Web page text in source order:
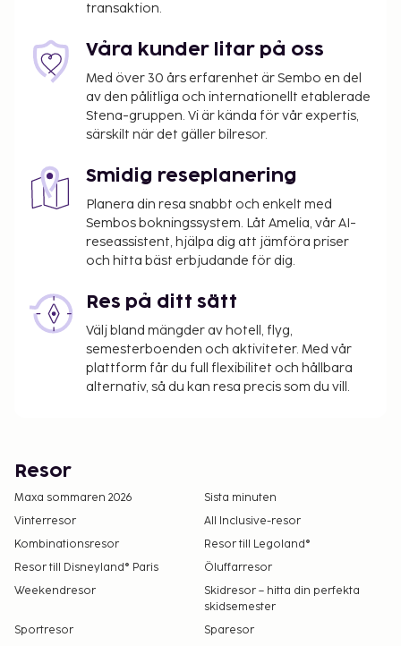
transaktion.
Våra kunder litar på oss
Med över 30 års erfarenhet är Sembo en del
av den pålitliga och internationellt etablerade
Stena-gruppen. Vi är kända för vår expertis,
särskilt när det gäller bilresor.
Smidig reseplanering
Planera din resa snabbt och enkelt med
Sembos bokningssystem. Låt Amelia, vår AI-
reseassistent, hjälpa dig att jämföra priser
och hitta bäst erbjudande för dig.
Res på ditt sätt
Välj bland mängder av hotell, flyg,
semesterboenden och aktiviteter. Med vår
plattform får du full flexibilitet och hållbara
alternativ, så du kan resa precis som du vill.
Resor
Maxa sommaren 2026
Sista minuten
Vinterresor
All Inclusive-resor
Kombinationsresor
Resor till Legoland®
Resor till Disneyland® Paris
Öluffarresor
Weekendresor
Skidresor – hitta din perfekta
skidsemester
Sportresor
Sparesor